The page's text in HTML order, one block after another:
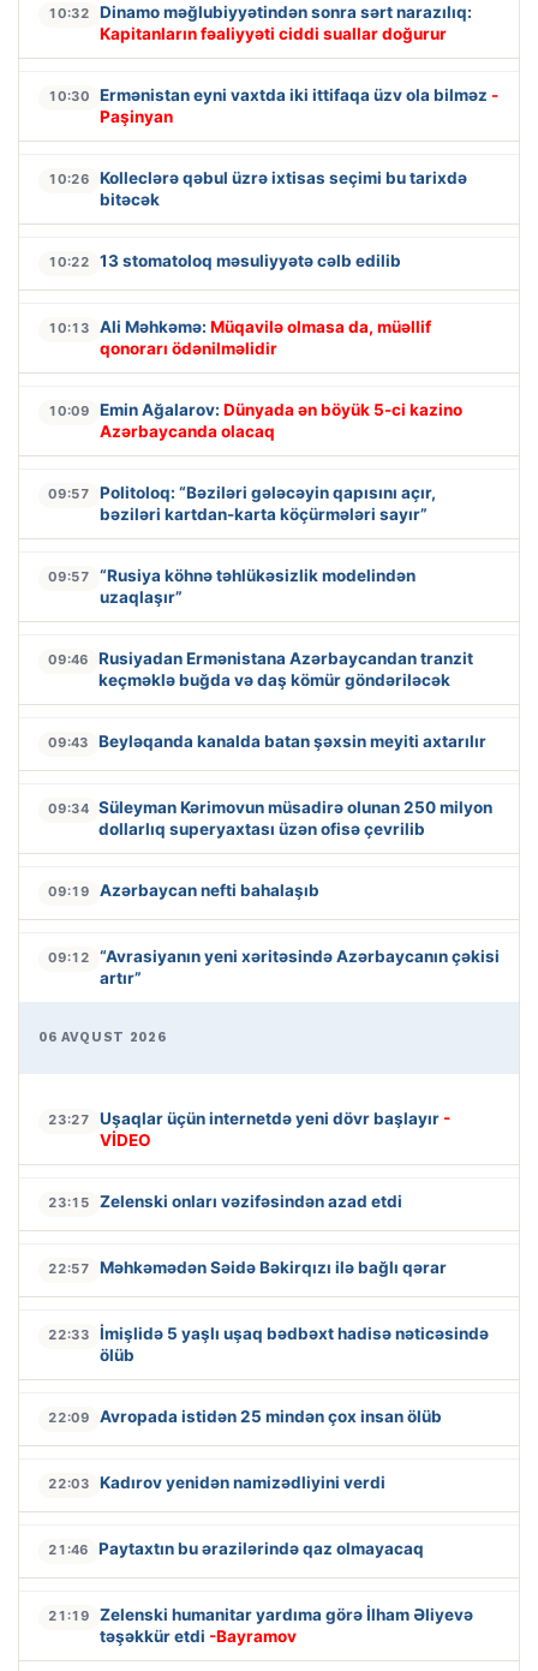
10:32
Dinamo məğlubiyyətindən sonra sərt narazılıq:
Kapitanların fəaliyyəti ciddi suallar doğurur
10:30 Ermənistan eyni vaxtda iki ittifaqa üzv ola bilməz -
Paşinyan
10:26
Kolleclərə qəbul üzrə ixtisas seçimi bu tarixdə
bitəcək
10:22 13 stomatoloq məsuliyyətə cəlb edilib
10:13 Ali Məhkəmə: Müqavilə olmasa da, müəllif
qonorarı ödənilməlidir
10:09 Emin Ağalarov: Dünyada ən böyük 5-ci kazino
Azərbaycanda olacaq
09:57
Politoloq: “Bəziləri gələcəyin qapısını açır,
bəziləri kartdan-karta köçürmələri sayır”
09:57
“Rusiya köhnə təhlükəsizlik modelindən
uzaqlaşır”
09:46
Rusiyadan Ermənistana Azərbaycandan tranzit
keçməklə buğda və daş kömür göndəriləcək
09:43 Beyləqanda kanalda batan şəxsin meyiti axtarılır
09:34 Süleyman Kərimovun müsadirə olunan 250 milyon
dollarlıq superyaxtası üzən ofisə çevrilib
09:19 Azərbaycan nefti bahalaşıb
09:12
“Avrasiyanın yeni xəritəsində Azərbaycanın çəkisi
artır”
06 AVQUST 2026
23:27 Uşaqlar üçün internetdə yeni dövr başlayır -
VİDEO
23:15 Zelenski onları vəzifəsindən azad etdi
22:57 Məhkəmədən Səidə Bəkirqızı ilə bağlı qərar
22:33
İmişlidə 5 yaşlı uşaq bədbəxt hadisə nəticəsində
ölüb
22:09 Avropada istidən 25 mindən çox insan ölüb
22:03 Kadırov yenidən namizədliyini verdi
21:46 Paytaxtın bu ərazilərində qaz olmayacaq
21:19
Zelenski humanitar yardıma görə İlham Əliyevə
təşəkkür etdi -Bayramov